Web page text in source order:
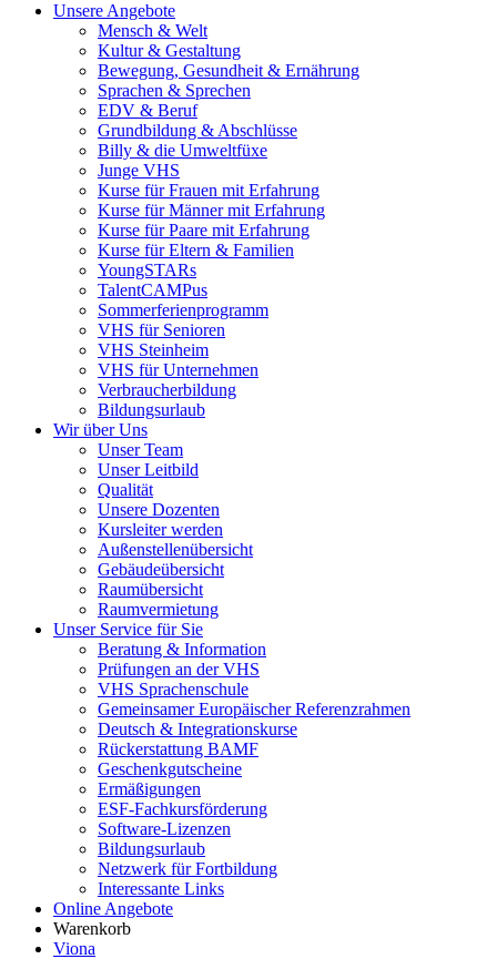
Unsere Angebote
Mensch & Welt
Kultur & Gestaltung
Bewegung, Gesundheit & Ernährung
Sprachen & Sprechen
EDV & Beruf
Grundbildung & Abschlüsse
Billy & die Umweltfüxe
Junge VHS
Kurse für Frauen mit Erfahrung
Kurse für Männer mit Erfahrung
Kurse für Paare mit Erfahrung
Kurse für Eltern & Familien
YoungSTARs
TalentCAMPus
Sommerferienprogramm
VHS für Senioren
VHS Steinheim
VHS für Unternehmen
Verbraucherbildung
Bildungsurlaub
Wir über Uns
Unser Team
Unser Leitbild
Qualität
Unsere Dozenten
Kursleiter werden
Außenstellenübersicht
Gebäudeübersicht
Raumübersicht
Raumvermietung
Unser Service für Sie
Beratung & Information
Prüfungen an der VHS
VHS Sprachenschule
Gemeinsamer Europäischer Referenzrahmen
Deutsch & Integrationskurse
Rückerstattung BAMF
Geschenkgutscheine
Ermäßigungen
ESF-Fachkursförderung
Software-Lizenzen
Bildungsurlaub
Netzwerk für Fortbildung
Interessante Links
Online Angebote
Warenkorb
Viona